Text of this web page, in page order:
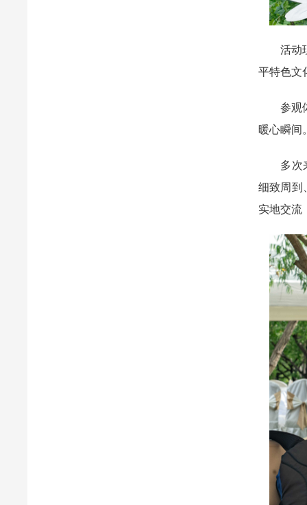
活动现
平特色文
参观体
暖心瞬间
多次来
细致周到
实地交流